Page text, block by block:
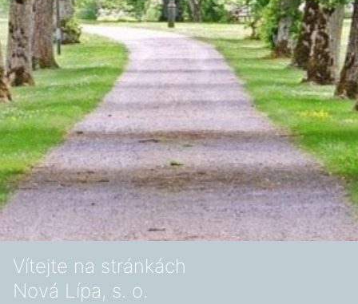
Vítejte na stránkách
Nová Lípa, s. o.